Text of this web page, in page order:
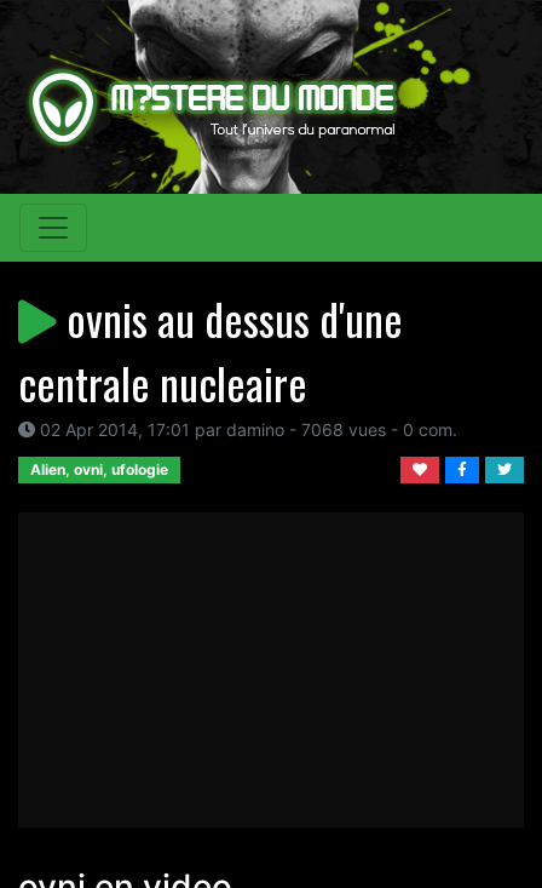
ovnis au dessus d'une
centrale nucleaire
02 Apr 2014, 17:01 par damino - 7068 vues - 0 com.
Alien, ovni, ufologie